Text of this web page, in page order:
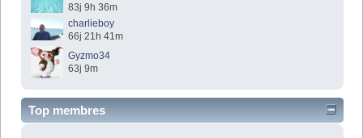
83j 9h 36m
charlieboy
66j 21h 41m
Gyzmo34
63j 9m
Top membres